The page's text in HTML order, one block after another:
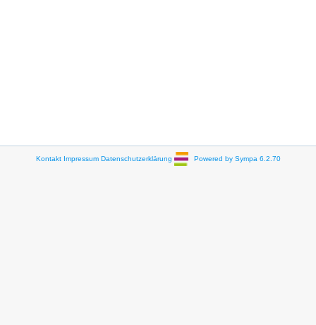
Kontakt Impressum Datenschutzerklärung Powered by Sympa 6.2.70